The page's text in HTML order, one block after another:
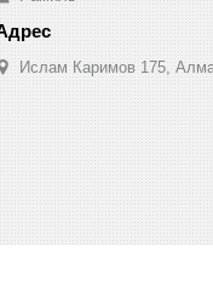
Ислам Каримов 175,